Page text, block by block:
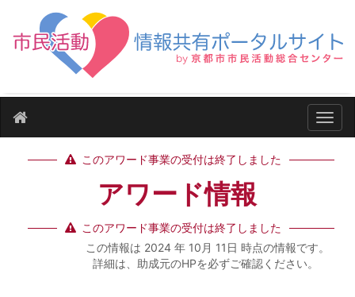
ナビ
このアワード事業の受付は終了しました
アワード情報
このアワード事業の受付は終了しました
この情報は 2024 年 10月 11日 時点の情報です。
詳細は、助成元のHPを必ずご確認ください。